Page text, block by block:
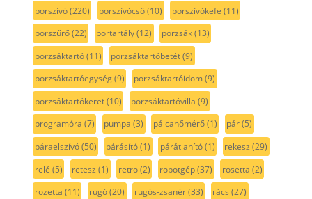
porszívó(220) porszívócső(10) porszívókefe (11)
porszűrő(22) portartály(12) porzsák(13)
porzsáktartó(11) porzsáktartóbetét(9)
porzsáktartóegység(9) porzsáktartóidom(9)
porzsáktartókeret(10) porzsáktartóvilla (9)
programóra (7) pumpa (3) pálcahőmérő(1) pár(5)
páraelszívó(50) párásító(1) párátlanító(1) rekesz (29)
relé (5) retesz (1) retro(2) robotgép(37) rosetta (2)
rozetta (11) rugó(20) rugós-zsanér(33) rács (27)